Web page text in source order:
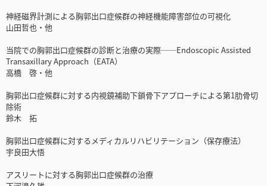
神経磁界計測による胸郭出口症候群の神経機能障害部位の可視化
山田哲也・他
当院での胸郭出口症候群の診断と治療の実際──Endoscopic Assisted
Transaxillary Approach（EATA）
高橋 啓・他
胸郭出口症候群に対する内視鏡補助下鎖骨下アプローチによる第1肋骨切
除術
鈴木 拓
胸郭出口症候群に対するメディカルリハビリテーション（保存療法）
宇良田大悟
アスリートに対する胸郭出口症候群の治療